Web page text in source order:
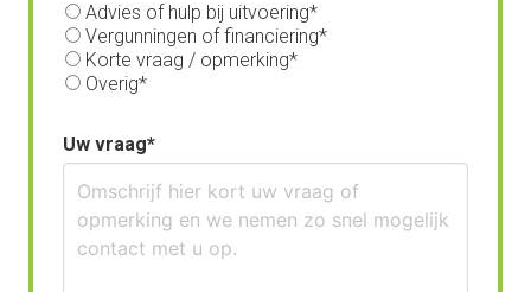
Advies of hulp bij uitvoering
Vergunningen of financiering
Korte vraag / opmerking
Overig
Uw vraag